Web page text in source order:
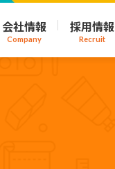
会社情報
Company
採用情報
Recruit